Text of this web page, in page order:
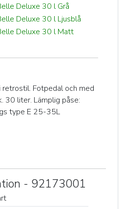
Deluxe 30 l Grå
Deluxe 30 l Ljusblå
Deluxe 30 l Matt
retrostil. Fotpedal och med
30 liter. Lämplig påse:
type E 25-35L
- 92173001